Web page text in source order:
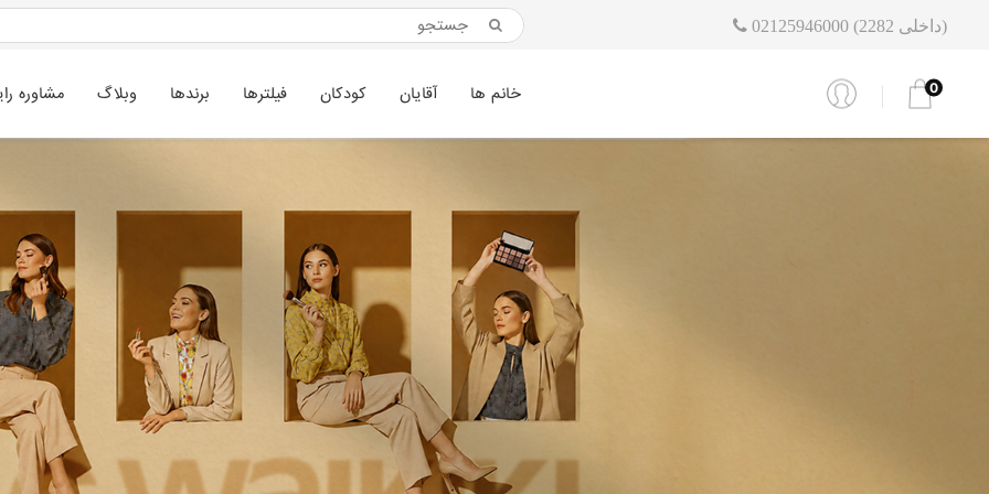
02125946000 (داخلی 2282)
خانم ها آقایان کودکان فیلترها برندها وبلاگ مشاوره 0